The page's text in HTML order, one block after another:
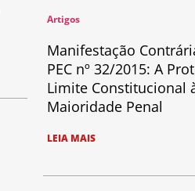
Artigos
Manifestação
PEC nº 32/2015: A
Limite Constitucional
Maioridade Penal
LEIA MAIS